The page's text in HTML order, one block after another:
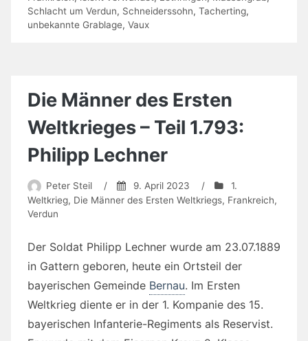
Schlacht um Verdun, Schneiderssohn, Tacherting,
unbekannte Grablage, Vaux
Die Männer des Ersten
Weltkrieges – Teil 1.793:
Philipp Lechner
Peter Steil / 9. April 2023 /
1.
Weltkrieg, Die Männer des Ersten Weltkriegs, Frankreich,
Verdun
Der Soldat Philipp Lechner wurde am 23.07.1889
in Gattern geboren, heute ein Ortsteil der
bayerischen Gemeinde Bernau. Im Ersten
Weltkrieg diente er in der 1. Kompanie des 15.
bayerischen Infanterie-Regiments als Reservist.